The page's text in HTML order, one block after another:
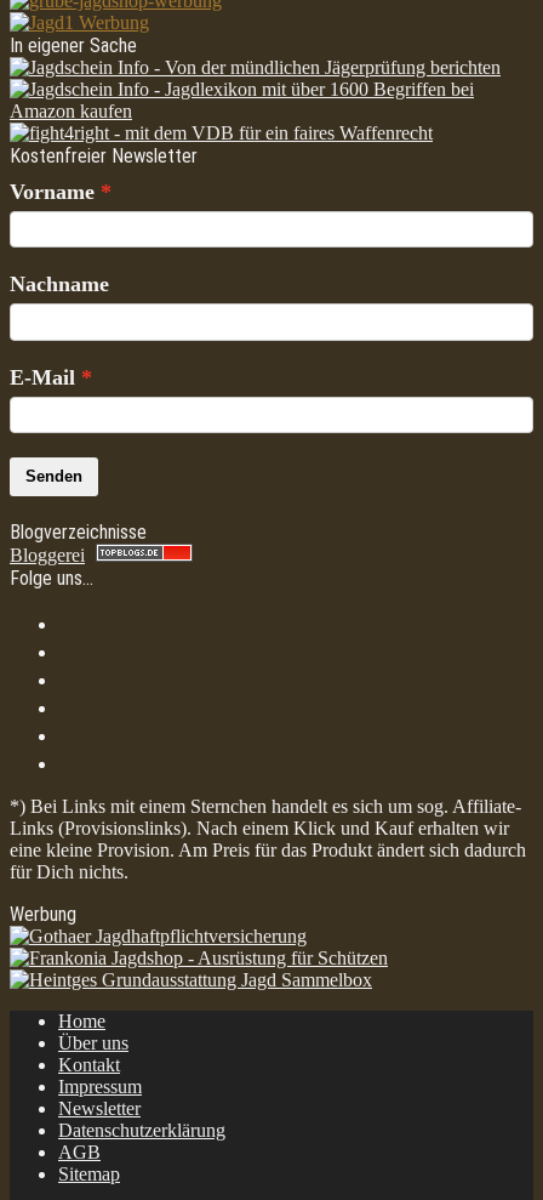
In eigener Sache
Kostenfreier Newsletter
Vorname
Nachname
E-Mail
Senden
Blogverzeichnisse
Bloggerei
Folge uns…
*) Bei Links mit einem Sternchen handelt es sich um sog. Affiliate-
Links (Provisionslinks). Nach einem Klick und Kauf erhalten wir
eine kleine Provision. Am Preis für das Produkt ändert sich dadurch
für Dich nichts.
Werbung
Home
Über uns
Kontakt
Impressum
Newsletter
Datenschutzerklärung
AGB
Sitemap